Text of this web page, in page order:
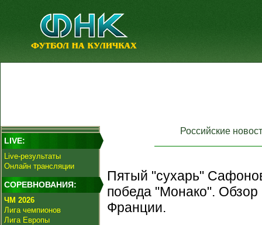
LIVE:
Live-результаты
Онлайн трансляции
СОРЕВНОВАНИЯ:
ЧМ 2026
Лига чемпионов
Лига Европы
Российские
Пятый "сухарь"
победа "Монако". Обзор
Франции.